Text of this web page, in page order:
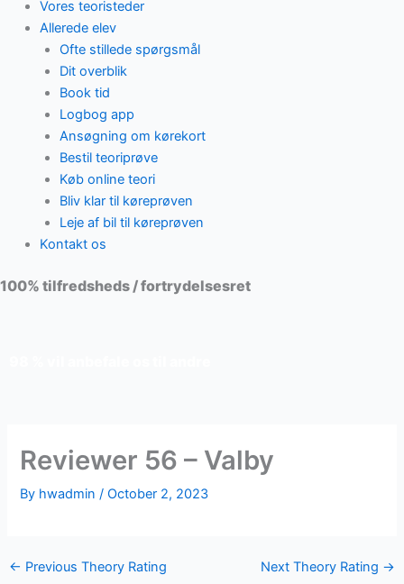
Vores teoristeder
Allerede elev
Ofte stillede spørgsmål
Dit overblik
Book tid
Logbog app
Ansøgning om kørekort
Bestil teoriprøve
Køb online teori
Bliv klar til køreprøven
Leje af bil til køreprøven
Kontakt os
100% tilfredsheds / fortrydelsesret
Reviewer 56 – Valby
By hwadmin/October 2, 2023
← Previous Theory Rating Next Theory Rating →